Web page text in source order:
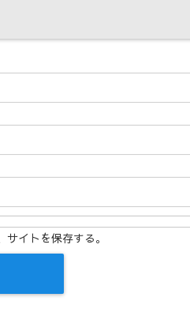
イトを保存する。